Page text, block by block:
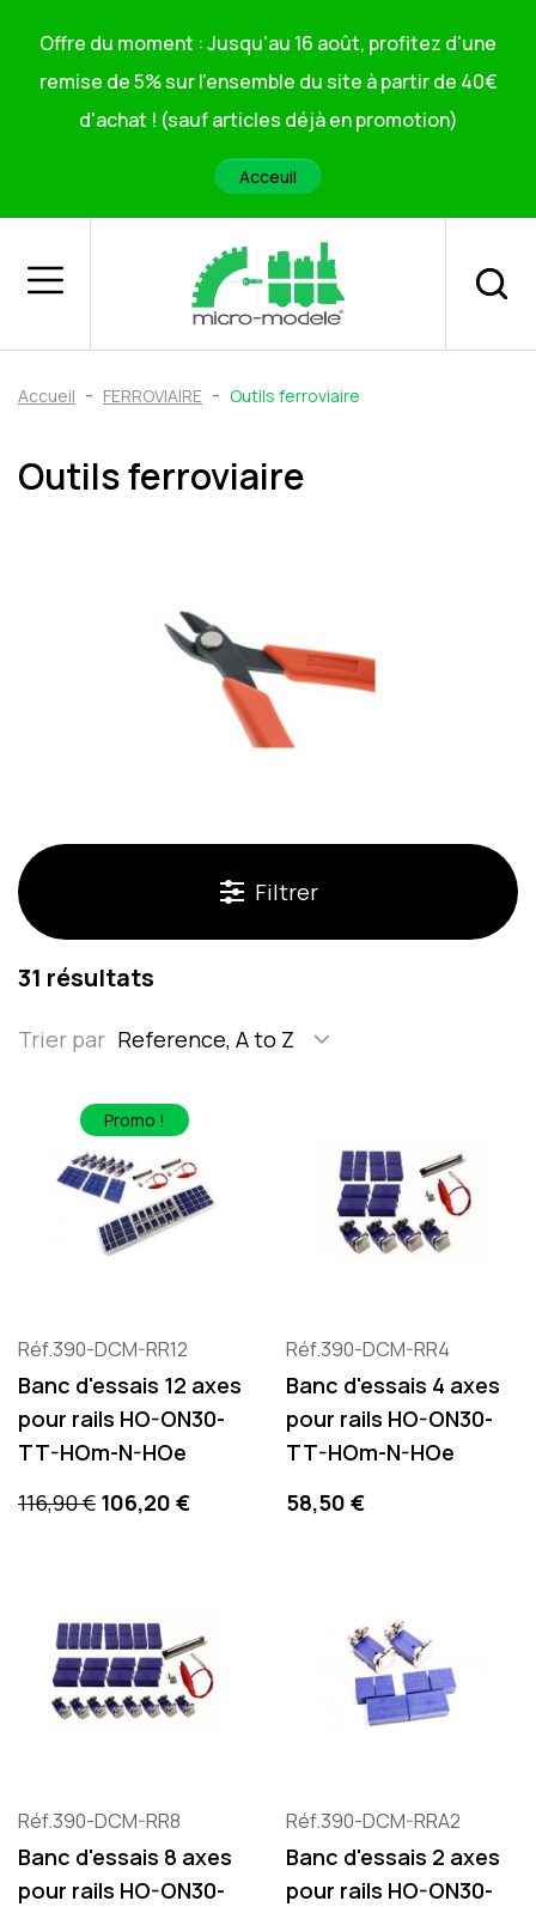
Offre du moment : Jusqu'au 16 août, profitez d'une
remise de 5% sur l'ensemble du site à partir de 40€
d'achat ! (sauf articles déjà en promotion)
Acceuil
Accueil FERROVIAIRE Outils ferroviaire
Outils ferroviaire
Filtrer
31 résultats
Trier par Reference, A to Z
Réf.390-DCM-RR12
Banc d'essais 12 axes
pour rails HO-ON30-
TT-HOm-N-HOe
Prix de base
116,90 € Prix
106,20 €
Promo !
Réf.390-DCM-RR4
Banc d'essais 4 axes
pour rails HO-ON30-
TT-HOm-N-HOe
Prix
58,50 €
Réf.390-DCM-RR8
Banc d'essais 8 axes
pour rails HO-ON30-
Réf.390-DCM-RRA2
Banc d'essais 2 axes
pour rails HO-ON30-